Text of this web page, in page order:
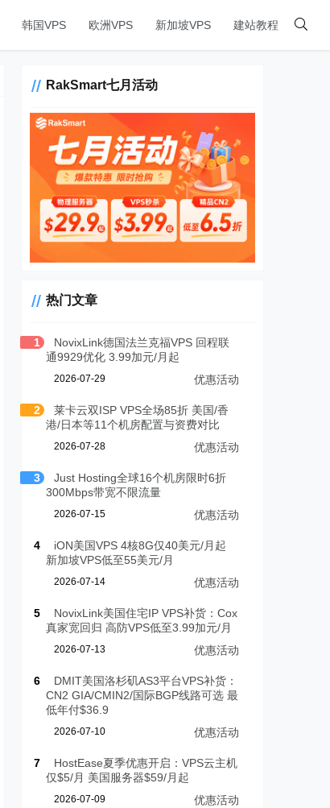
韩国VPS 欧洲VPS 新加坡VPS 建站教程
RakSmart七月活动
热门文章
1
NovixLink德国法兰克福VPS 回程联
通9929优化 3.99加元/月起
2026-07-29 优惠活动
2
莱卡云双ISP VPS全场85折 美国/香
港/日本等11个机房配置与资费对比
2026-07-28 优惠活动
3
Just Hosting全球16个机房限时6折
300Mbps带宽不限流量
2026-07-15 优惠活动
4
iON美国VPS 4核8G仅40美元/月起
新加坡VPS低至55美元/月
2026-07-14 优惠活动
5
NovixLink美国住宅IP VPS补货：Cox
真家宽回归 高防VPS低至3.99加元/月
2026-07-13 优惠活动
6
DMIT美国洛杉矶AS3平台VPS补货：
CN2 GIA/CMIN2/国际BGP线路可选 最
低年付$36.9
2026-07-10 优惠活动
7
HostEase夏季优惠开启：VPS云主机
仅$5/月 美国服务器$59/月起
2026-07-09 优惠活动